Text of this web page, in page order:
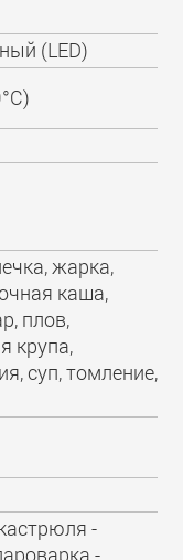
(LED)
жарка,
каша,
плов,
крупа,
суп, томление,
-